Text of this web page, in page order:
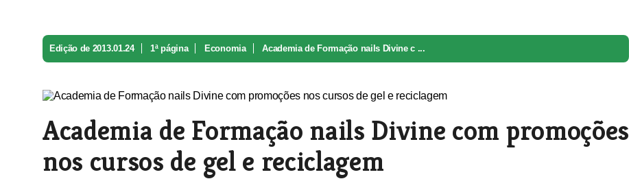
Edição de 2013.01.24 1ª página Economia Academia de Formação nails Divine c ...
Academia de Formação nails Divine com promoções
nos cursos de gel e reciclagem